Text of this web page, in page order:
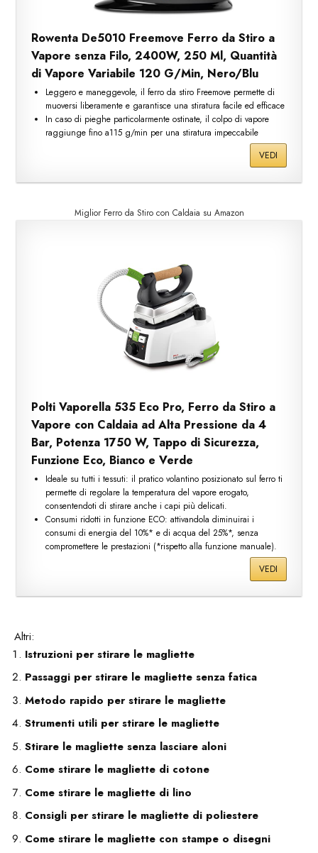
Rowenta De5010 Freemove Ferro da Stiro a
Vapore senza Filo, 2400W, 250 Ml, Quantità
di Vapore Variabile 120 G/Min, Nero/Blu
Leggero e maneggevole, il ferro da stiro Freemove permette di
muoversi liberamente e garantisce una stiratura facile ed efficace
In caso di pieghe particolarmente ostinate, il colpo di vapore
raggiunge fino a115 g/min per una stiratura impeccabile
VEDI
Miglior Ferro da Stiro con Caldaia su Amazon
Polti Vaporella 535 Eco Pro, Ferro da Stiro a
Vapore con Caldaia ad Alta Pressione da 4
Bar, Potenza 1750 W, Tappo di Sicurezza,
Funzione Eco, Bianco e Verde
Ideale su tutti i tessuti: il pratico volantino posizionato sul ferro ti
permette di regolare la temperatura del vapore erogato,
consentendoti di stirare anche i capi più delicati.
Consumi ridotti in funzione ECO: attivandola diminuirai i
consumi di energia del 10%* e di acqua del 25%*, senza
compromettere le prestazioni (*rispetto alla funzione manuale).
VEDI
Altri:
Istruzioni per stirare le magliette
Passaggi per stirare le magliette senza fatica
Metodo rapido per stirare le magliette
Strumenti utili per stirare le magliette
Stirare le magliette senza lasciare aloni
Come stirare le magliette di cotone
Come stirare le magliette di lino
Consigli per stirare le magliette di poliestere
Come stirare le magliette con stampe o disegni